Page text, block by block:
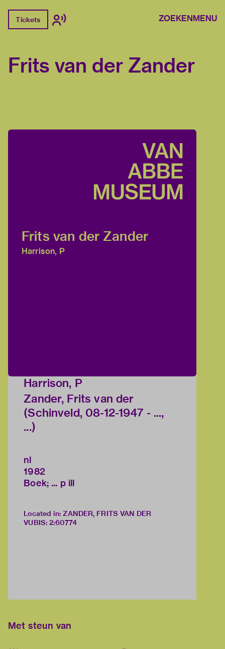
Tickets ZOEKENMENU
Frits van der Zander
Frits van der Zander
Harrison, P
Harrison, P
Zander, Frits van der
(Schinveld, 08-12-1947 - ...,
...)
nl
1982
Boek; ... p ill
Located in: ZANDER, FRITS VAN DER
VUBIS: 2:60774
Met steun van